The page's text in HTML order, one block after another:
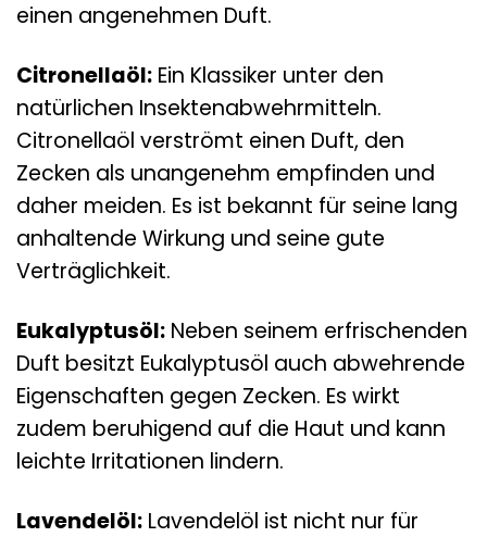
einen angenehmen Duft.
Citronellaöl: Ein Klassiker unter den
natürlichen Insektenabwehrmitteln.
Citronellaöl verströmt einen Duft, den
Zecken als unangenehm empfinden und
daher meiden. Es ist bekannt für seine lang
anhaltende Wirkung und seine gute
Verträglichkeit.
Eukalyptusöl: Neben seinem erfrischenden
Duft besitzt Eukalyptusöl auch abwehrende
Eigenschaften gegen Zecken. Es wirkt
zudem beruhigend auf die Haut und kann
leichte Irritationen lindern.
Lavendelöl: Lavendelöl ist nicht nur für